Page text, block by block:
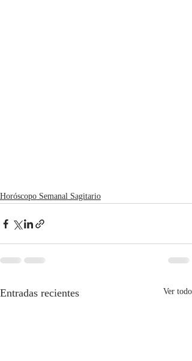
Horóscopo Semanal Sagitario
Entradas recientes Ver todo